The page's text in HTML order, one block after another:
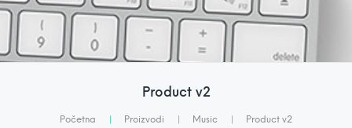
Product v2
Početna Proizvodi Music Product v2